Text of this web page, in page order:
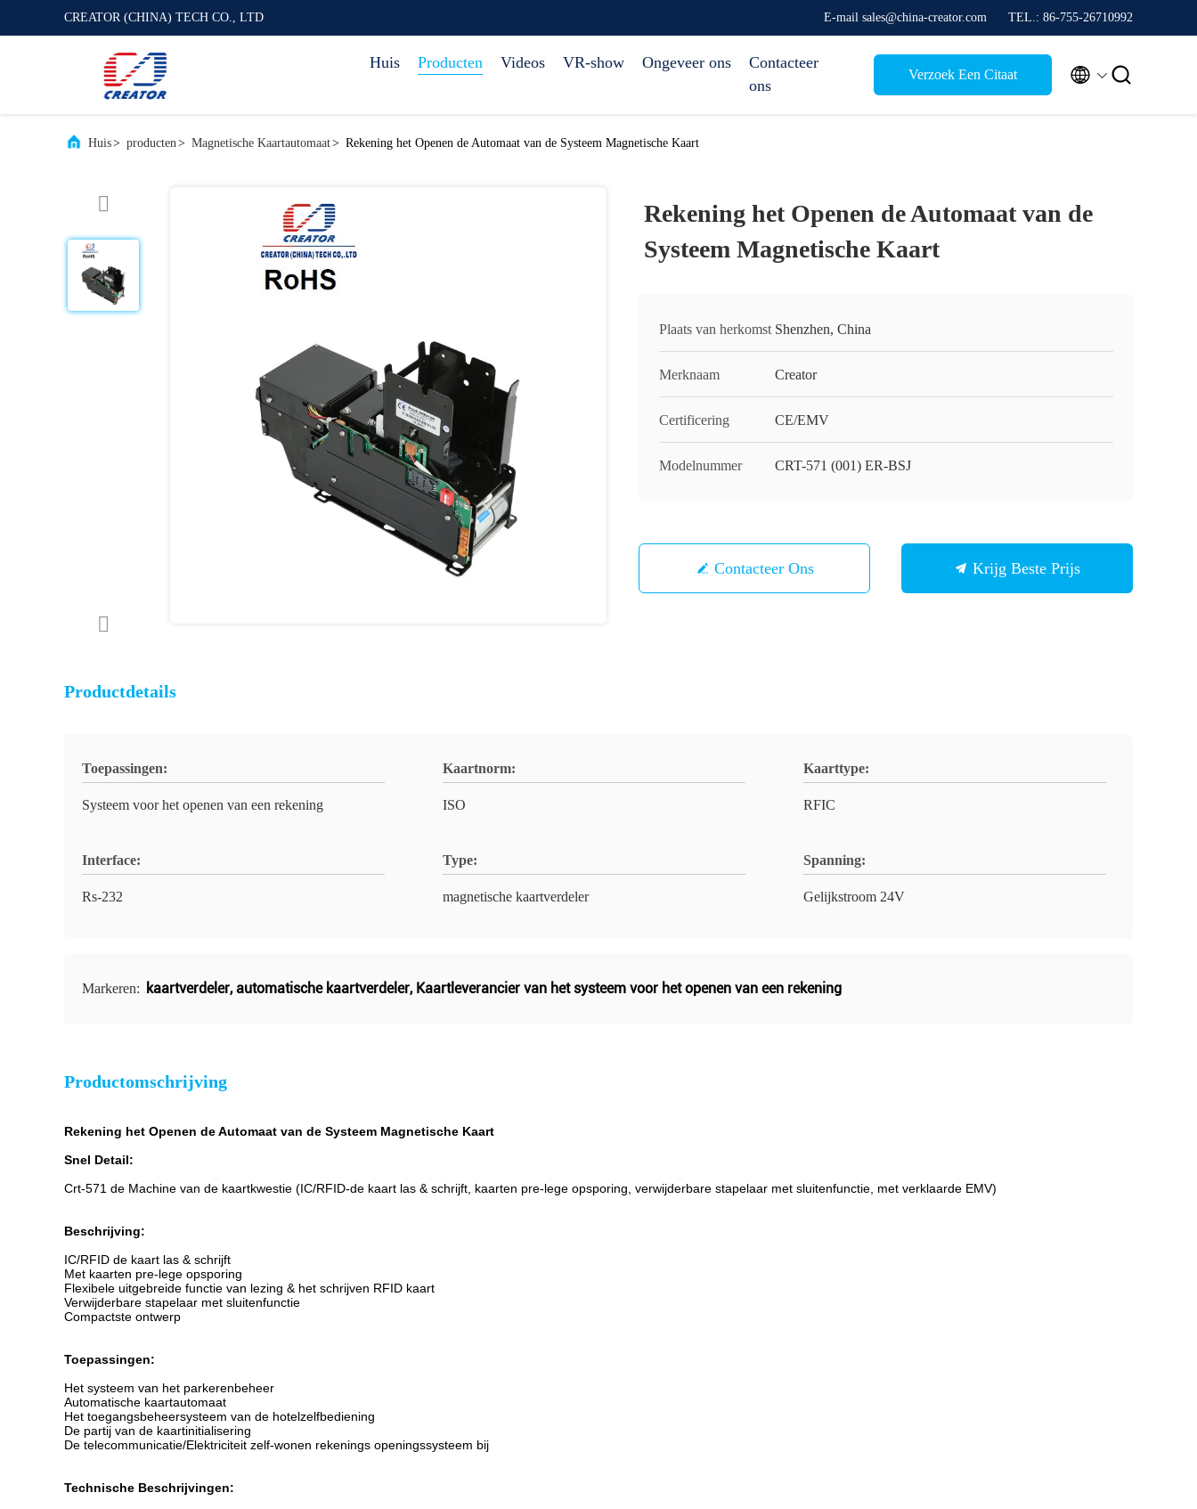
CREATOR (CHINA) TECH CO., LTD E-mail sales@china-creator.com TEL.: 86-755-26710992
Huis Producten Videos VR-show Ongeveer ons
Contacteer
ons
Verzoek Een Citaat  
Huis> producten> Magnetische Kaartautomaat> Rekening het Openen de Automaat van de Systeem Magnetische Kaart
Rekening het Openen de Automaat van de
Systeem Magnetische Kaart
Plaats van herkomst Shenzhen, China
Merknaam Creator
Certificering CE/EMV
Modelnummer CRT-571 (001) ER-BSJ
Contacteer Ons Krijg Beste Prijs
Productdetails
Toepassingen:
Systeem voor het openen van een rekening
Kaartnorm:
ISO
Kaarttype:
RFIC
Interface:
Rs-232
Type:
magnetische kaartverdeler
Spanning:
Gelijkstroom 24V
Markeren: kaartverdeler,automatische kaartverdeler, Kaartleverancier van het systeem voor het openen van een rekening
Productomschrijving
Rekening het Openen de Automaat van de Systeem Magnetische Kaart
Snel Detail:
Crt-571 de Machine van de kaartkwestie (IC/RFID-de kaart las & schrijft, kaarten pre-lege opsporing, verwijderbare stapelaar met sluitenfunctie, met verklaarde EMV)
Beschrijving:
IC/RFID de kaart las & schrijft
Met kaarten pre-lege opsporing
Flexibele uitgebreide functie van lezing & het schrijven RFID kaart
Verwijderbare stapelaar met sluitenfunctie
Compactste ontwerp
Toepassingen:
Het systeem van het parkerenbeheer
Automatische kaartautomaat
Het toegangsbeheersysteem van de hotelzelfbediening
De partij van de kaartinitialisering
De telecommunicatie/Elektriciteit zelf-wonen rekenings openingssysteem bij
Technische Beschrijvingen: